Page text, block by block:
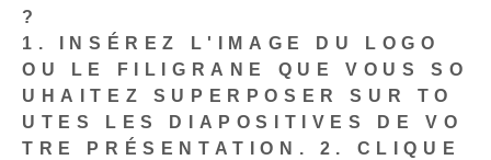
?
1. INSÉREZ L'IMAGE DU LOGO
OU LE FILIGRANE QUE VOUS SO
UHAITEZ SUPERPOSER SUR TO
UTES LES DIAPOSITIVES DE VO
TRE PRÉSENTATION.
2. CLIQUE